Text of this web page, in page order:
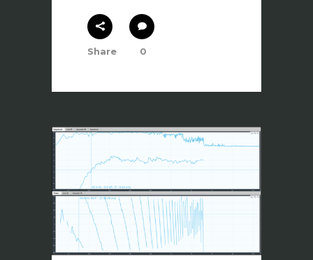
Share 0